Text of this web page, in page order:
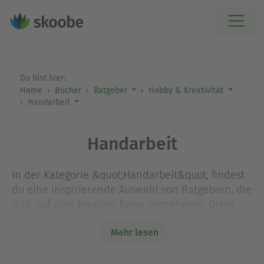
Du bist hier:
Home
Bücher Ratgeber
Hobby & Kreativität
Handarbeit
Handarbeit
In der Kategorie &quot;Handarbeit&quot; findest
du eine inspirierende Auswahl von Ratgebern, die
darunter Stricken, Häkeln und Nähen, und bieten
Mehr lesen